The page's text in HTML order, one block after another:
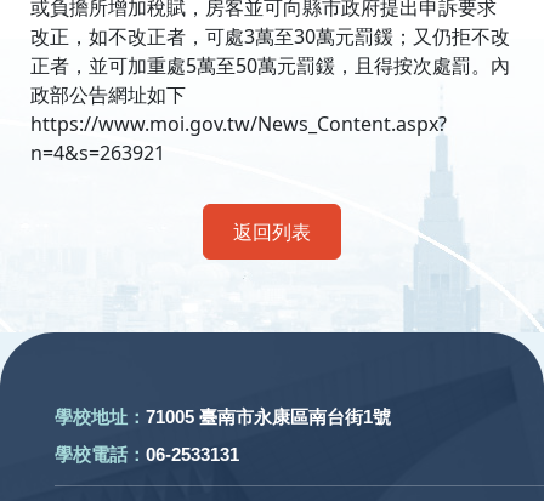
或負擔所增加稅賦，房客並可向縣市政府提出申訴要求
改正，如不改正者，可處3萬至30萬元罰鍰；又仍拒不改
正者，並可加重處5萬至50萬元罰鍰，且得按次處罰。內
政部公告網址如下
https://www.moi.gov.tw/News_Content.aspx?
n=4&s=263921
返回列表
學校地址： 71005 臺南市永康區南台街1號
學校電話： 06-2533131